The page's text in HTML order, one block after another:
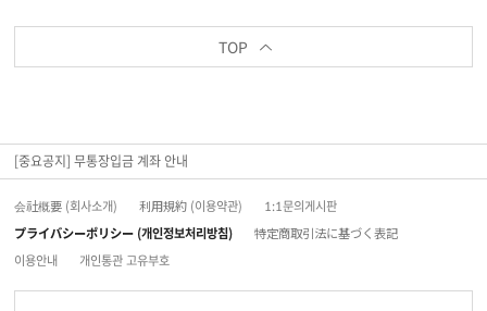
TOP
[중요공지] 무통장입금 계좌 안내
会社概要 (회사소개) 利用規約 (이용약관)
1:1문의게시판
プライバシーポリシー (개인정보처리방침)
特定商取引法に基づく表記
이용안내
개인통관 고유부호